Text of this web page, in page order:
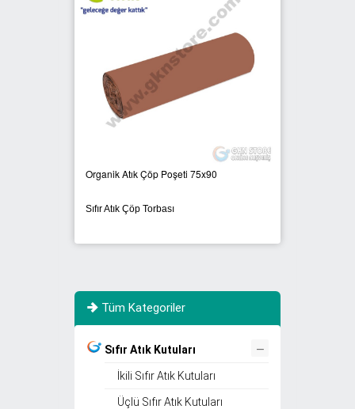
Organik Atık Çöp Poşeti 75x90
Sıfır Atık Çöp Torbası
Tüm Kategoriler
Sıfır Atık Kutuları –
İkili Sıfır Atık Kutuları
Üçlü Sıfır Atık Kutuları